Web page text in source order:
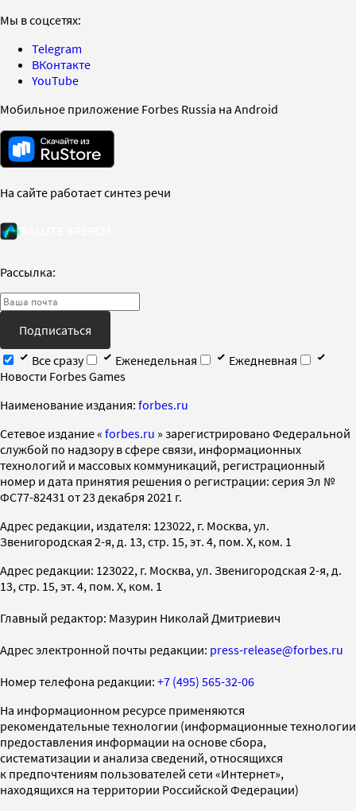
Мы в соцсетях:
Telegram
ВКонтакте
YouTube
Мобильное приложение Forbes Russia на Android
На сайте работает синтез речи
Рассылка:
Подписаться
Все сразу
Еженедельная
Ежедневная
Новости Forbes Games
Наименование издания: forbes.ru
Cетевое издание « forbes.ru » зарегистрировано Федеральной
службой по надзору в сфере связи, информационных
технологий и массовых коммуникаций, регистрационный
номер и дата принятия решения о регистрации: серия Эл №
ФС77-82431 от 23 декабря 2021 г.
Адрес редакции, издателя: 123022, г. Москва, ул.
Звенигородская 2-я, д. 13, стр. 15, эт. 4, пом. X, ком. 1
Адрес редакции: 123022, г. Москва, ул. Звенигородская 2-я, д.
13, стр. 15, эт. 4, пом. X, ком. 1
Главный редактор: Мазурин Николай Дмитриевич
Адрес электронной почты редакции: press-release@forbes.ru
Номер телефона редакции: +7 (495) 565-32-06
На информационном ресурсе применяются
рекомендательные технологии (информационные технологии
предоставления информации на основе сбора,
систематизации и анализа сведений, относящихся
к предпочтениям пользователей сети «Интернет»,
находящихся на территории Российской Федерации)